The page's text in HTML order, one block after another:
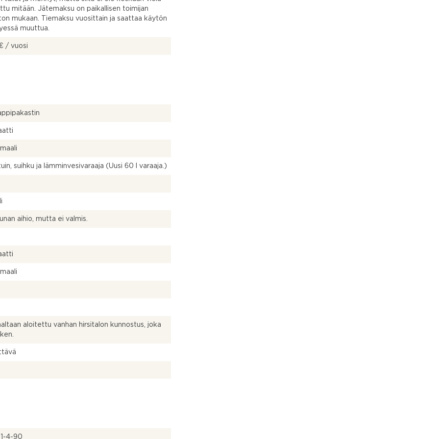
mitään. Jätemaksu on paikallisen toimijan
mukaan. Tiemaksu vuosittain ja saattaa käytön
muuttua.
€ / vuosi
suihku ja lämminvesivaraaja (Uusi 60 l varaaja.)
aihio, mutta ei valmis.
aloitettu vanhan hirsitalon kunnostus, joka
4-90